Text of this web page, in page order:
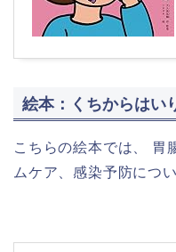
絵本：くちからはい
こちらの絵本では、 胃
ムケア、感染予防につ